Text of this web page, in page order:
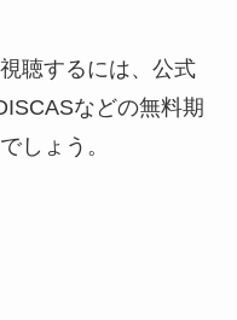
聴するには、公式
などの無料期
しょう。